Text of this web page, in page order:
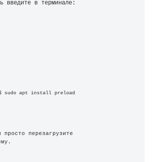
введите в терминале:
sudo apt install preload
просто перезагрузите